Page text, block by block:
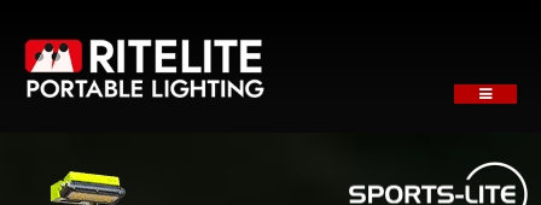
content
Toggle
NOTRE SOCIÉTÉ